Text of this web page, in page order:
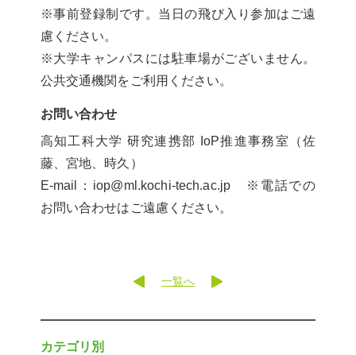
※事前登録制です。当日の飛び入り参加はご遠
慮ください。
※大学キャンパスには駐車場がございません。
公共交通機関をご利用ください。
お問い合わせ
高知工科大学 研究連携部 IoP推進事務室（佐
藤、宮地、時久）
E-mail：iop@ml.kochi-tech.ac.jp ※電話での
お問い合わせはご遠慮ください。
一覧へ
カテゴリ別